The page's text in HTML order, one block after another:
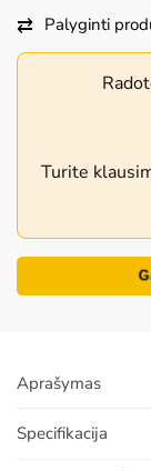
Palyginti
Turite
Aprašymas
Specifikacija